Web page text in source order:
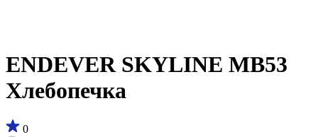
ENDEVER SKYLINE MB53
Хлебопечка
0